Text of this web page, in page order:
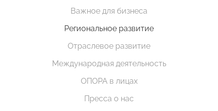
Важное для бизнеса
Региональное развитие
Отраслевое развитие
Международная деятельность
ОПОРА в лицах
Пресса о нас